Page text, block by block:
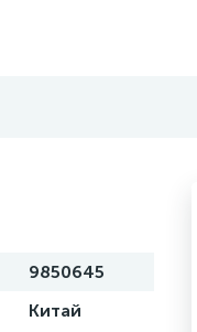
9850645
Китай